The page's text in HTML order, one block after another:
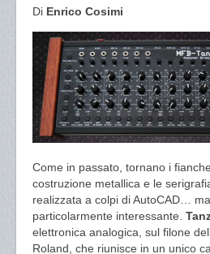
Di Enrico Cosimi
Come in passato, tornano i
costruzione metallica e le
realizzata a colpi di AutoCAD…
particolarmente interessante.
elettronica analogica, sul filone
Roland, che riunisce in un unico